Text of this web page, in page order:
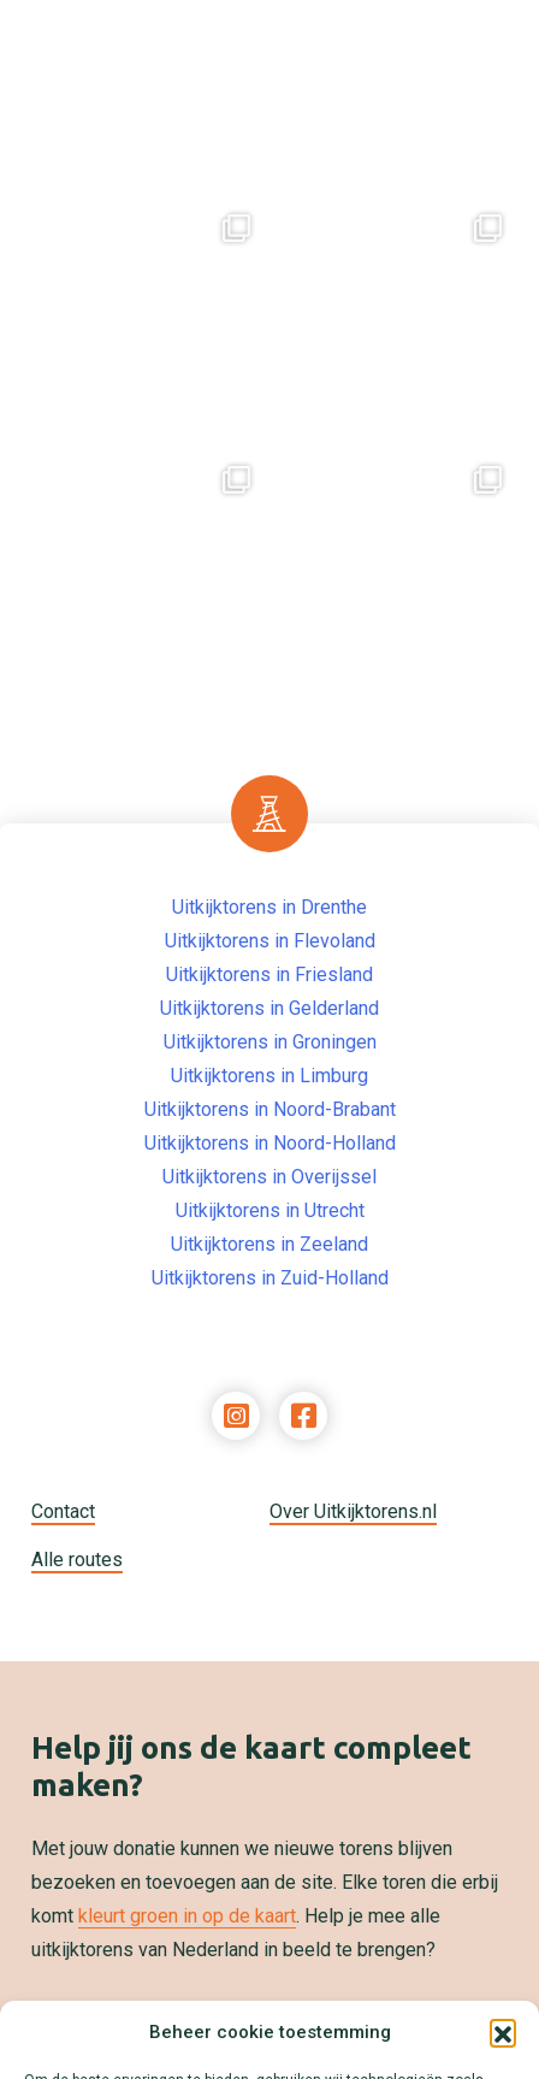
Beheer cookie toestemming
Contact Over Uitkijktorens.nl
Alle routes
Uitkijktorens in Drenthe
Uitkijktorens in Flevoland
Uitkijktorens in Friesland
Uitkijktorens in Gelderland
Uitkijktorens in Groningen
Uitkijktorens in Limburg
Uitkijktorens in Noord-Brabant
Uitkijktorens in Noord-Holland
Uitkijktorens in Overijssel
Uitkijktorens in Utrecht
Uitkijktorens in Zeeland
Uitkijktorens in Zuid-Holland
Help jij ons de kaart compleet
maken?
Met jouw donatie kunnen we nieuwe torens blijven
bezoeken en toevoegen aan de site. Elke toren die erbij
komt kleurt groen in op de kaart. Help je mee alle
uitkijktorens van Nederland in beeld te brengen?
Samenwerken?